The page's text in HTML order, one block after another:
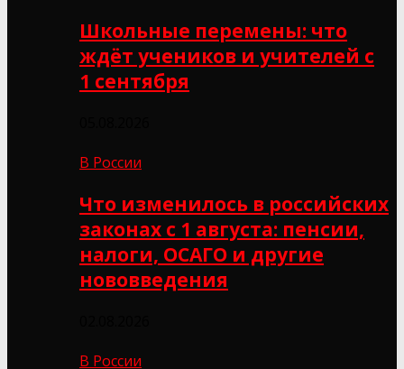
Школьные перемены: что
ждёт учеников и учителей с
1 сентября
В России
Что изменилось в российских
законах с 1 августа: пенсии,
налоги, ОСАГО и другие
нововведения
В России